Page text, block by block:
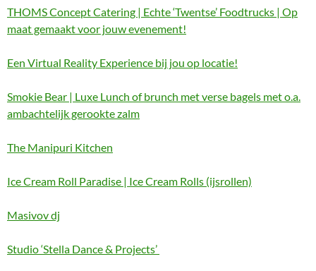
THOMS Concept Catering | Echte ‘Twentse’ Foodtrucks | Op
maat gemaakt voor jouw evenement!
Een Virtual Reality Experience bij jou op locatie!
Smokie Bear | Luxe Lunch of brunch met verse bagels met o.a.
ambachtelijk gerookte zalm
The Manipuri Kitchen
Ice Cream Roll Paradise | Ice Cream Rolls (ijsrollen)
Masivov dj
Studio ‘Stella Dance & Projects’